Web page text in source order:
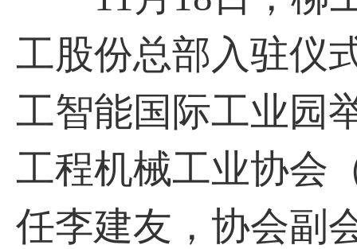
工股份总部入驻仪
工智能国际工业园
工程机械工业协会
任李建友，协会副